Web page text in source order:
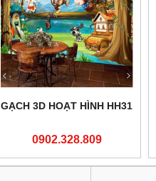
GẠCH 3D HOẠT HÌNH HH31
0902.328.809